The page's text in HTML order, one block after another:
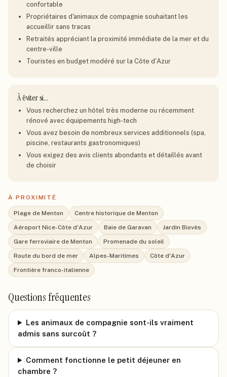
confortable
Propriétaires d'animaux de compagnie souhaitant les
accueillir sans tracas
Retraités appréciant la proximité immédiate de la mer et du
centre-ville
Touristes en budget modéré sur la Côte d'Azur
À éviter si…
Vous recherchez un hôtel très moderne ou récemment
rénové avec équipements high-tech
Vous avez besoin de nombreux services additionnels (spa,
piscine, restaurants gastronomiques)
Vous exigez des avis clients abondants et détaillés avant
de choisir
À PROXIMITÉ
Plage de Menton
Centre historique de Menton
Aéroport Nice-Côte d'Azur
Baie de Garavan
Jardin Biovès
Gare ferroviaire de Menton
Promenade du soleil
Route du bord de mer
Alpes-Maritimes
Côte d'Azur
Frontière franco-italienne
Questions fréquentes
Les animaux de compagnie sont-ils vraiment
admis sans surcoût ?
Comment fonctionne le petit déjeuner en
chambre ?